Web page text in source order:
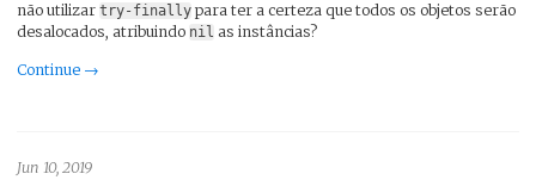
não utilizar try-finally para ter a certeza que todos os objetos serão
desalocados, atribuindo nil as instâncias?
Continue →
Jun 10, 2019